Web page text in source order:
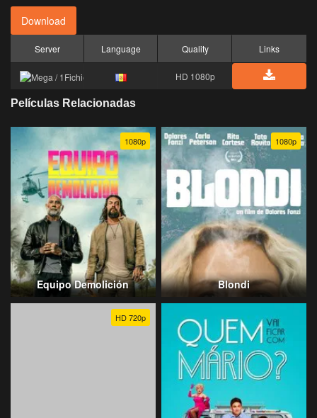
Download
Server Language Quality Links
HD 1080p
Películas Relacionadas
1080p
Equipo Demolición
1080p
Blondi
HD 720p